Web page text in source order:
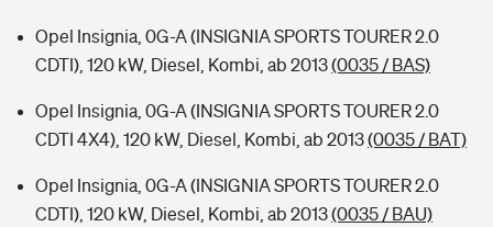
Opel Insignia, 0G-A (INSIGNIA SPORTS TOURER 2.0
CDTI), 120 kW, Diesel, Kombi, ab 2013(0035 / BAS)
Opel Insignia, 0G-A (INSIGNIA SPORTS TOURER 2.0
CDTI 4X4), 120 kW, Diesel, Kombi, ab 2013(0035 / BAT)
Opel Insignia, 0G-A (INSIGNIA SPORTS TOURER 2.0
CDTI), 120 kW, Diesel, Kombi, ab 2013(0035 / BAU)